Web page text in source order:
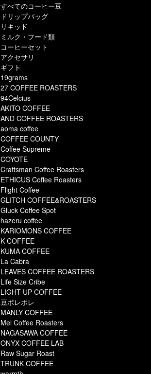
すべてのコーヒー豆
ドリップバッグ
リキッド
ミルク・フード類
コーヒーセット
アクセサリ
ギフト
19grams
27 COFFEE ROASTERS
94Celcius
AKITO COFFEE
AND COFFEE ROASTERS
aoma coffee
COFFEE COUNTY
Coffee Supreme
COYOTE
Craftsman Coffee Roasters
ETHICUS Coffee Roasters
Flight Coffee
GLITCH COFFEE&ROASTERS
Gluck Coffee Spot
hazeru coffee
KARIOMONS COFFEE
K COFFEE
KUMA COFFEE
La Cabra
LEAVES COFFEE ROASTERS
Life Size Cribe
LIGHT UP COFFEE
豆ポレポレ
MANLY COFFEE
Mel Coffee Roasters
NAGASAWA COFFEE
ONYX COFFEE LAB
Raw Sugar Roast
TRUNK COFFEE